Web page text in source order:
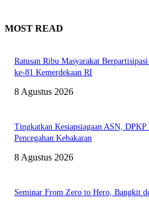
MOST READ
Ratusan Ribu Masyarakat
ke-81 Kemerdekaan RI
8 Agustus 2026
Tingkatkan Kesiapsiagaan ASN,
Pencegahan Kebakaran
8 Agustus 2026
Seminar From Zero to Hero, Bangkit